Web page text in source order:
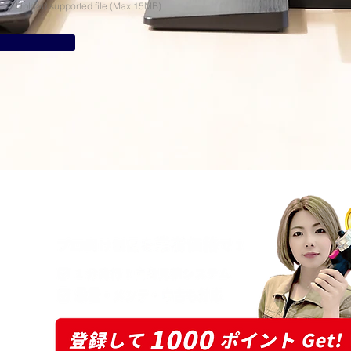
Upload supported file (Max 15MB)